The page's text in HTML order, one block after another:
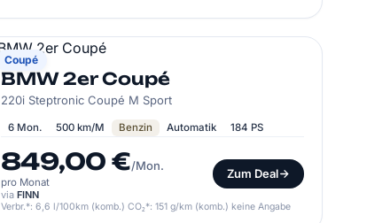
Coupé
BMW
BMW 2er Coupé
220i Steptronic Coupé M Sport
6 Mon. 500 km/M Benzin Automatik 184 PS
849,00 €/Mon.
pro Monat
Zum Deal
via FINN
Verbr.*: 6,6 l/100km (komb.) CO₂*: 151 g/km (komb.) keine Angabe